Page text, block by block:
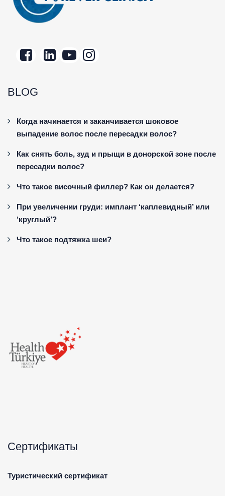
BLOG
Когда начинается и заканчивается шоковое
выпадение волос после пересадки волос?
Как снять боль, зуд и прыщи в донорской зоне после
пересадки волос?
Что такое височный филлер? Как он делается?
При увеличении груди: имплант ‘каплевидный’ или
‘круглый’?
Что такое подтяжка шеи?
Сертификаты
Туристический сертификат